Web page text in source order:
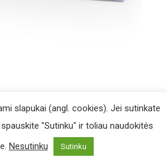
/ Slapukų politika
slapukai (angl. cookies). Jei sutinkate
"Sutinku" ir toliau naudokitės
Nesutinku Sutinku